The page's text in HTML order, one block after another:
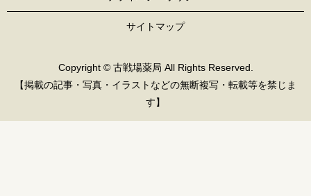
サイトマップ
Copyright © 古戦場薬局 All Rights Reserved.
【掲載の記事・写真・イラストなどの無断複写・転載等を禁じま
す】